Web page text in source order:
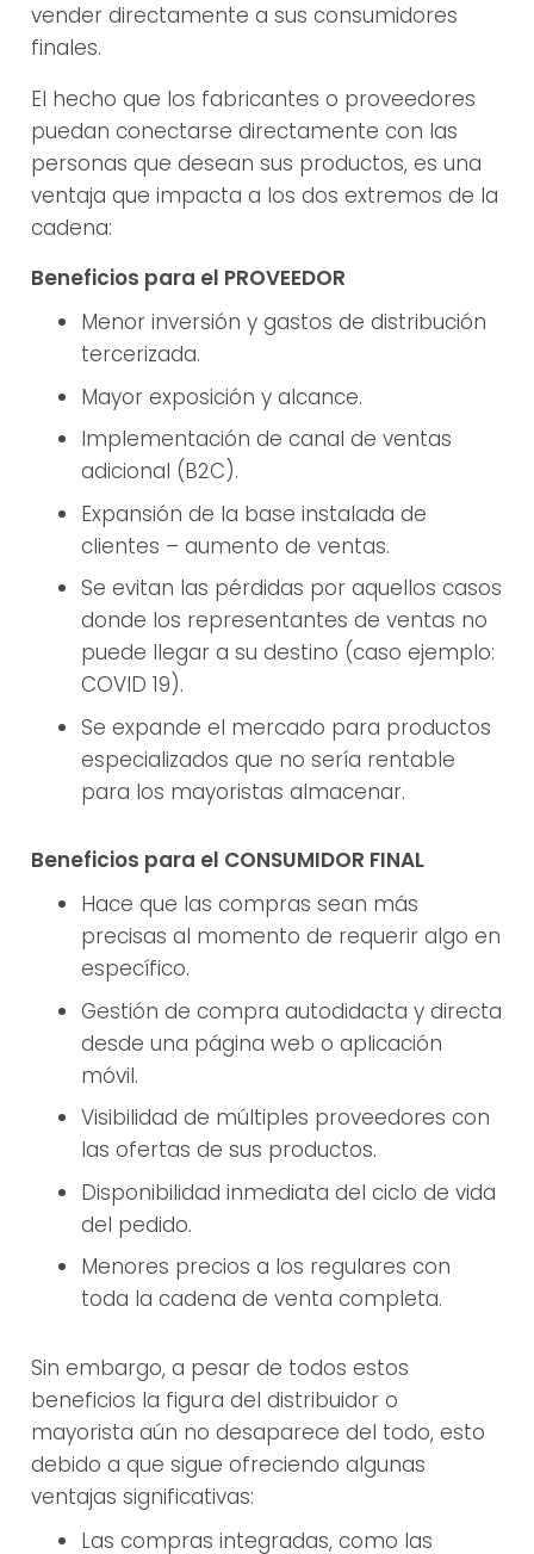
vender directamente a sus consumidores
finales.
El hecho que los fabricantes o proveedores
puedan conectarse directamente con las
personas que desean sus productos, es una
ventaja que impacta a los dos extremos de la
cadena:
Beneficios para el PROVEEDOR
Menor inversión y gastos de distribución
tercerizada.
Mayor exposición y alcance.
Implementación de canal de ventas
adicional (B2C).
Expansión de la base instalada de
clientes – aumento de ventas.
Se evitan las pérdidas por aquellos casos
donde los representantes de ventas no
puede llegar a su destino (caso ejemplo:
COVID 19).
Se expande el mercado para productos
especializados que no sería rentable
para los mayoristas almacenar.
Beneficios para el CONSUMIDOR FINAL
Hace que las compras sean más
precisas al momento de requerir algo en
específico.
Gestión de compra autodidacta y directa
desde una página web o aplicación
móvil.
Visibilidad de múltiples proveedores con
las ofertas de sus productos.
Disponibilidad inmediata del ciclo de vida
del pedido.
Menores precios a los regulares con
toda la cadena de venta completa.
Sin embargo, a pesar de todos estos
beneficios la figura del distribuidor o
mayorista aún no desaparece del todo, esto
debido a que sigue ofreciendo algunas
ventajas significativas:
Las compras integradas, como las